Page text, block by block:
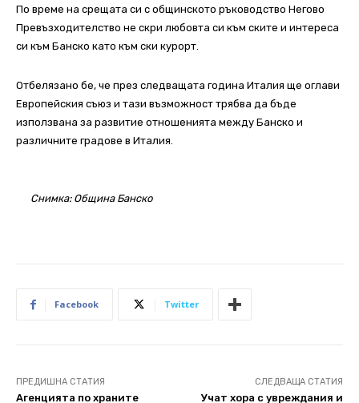
По време на срещата си с общинското ръководство Негово
Превъзходителство не скри любовта си към ските и интереса
си към Банско като към ски курорт.
Отбелязано бе, че през следващата година Италия ще оглави
Европейския съюз и тази възможност трябва да бъде
използвана за развитие отношенията между Банско и
различните градове в Италия.
Снимка: Община Банско
Facebook Twitter
ПРЕДИШНА СТАТИЯ
Агенцията по храните
СЛЕДВАЩА СТАТИЯ
Учат хора с увреждания и